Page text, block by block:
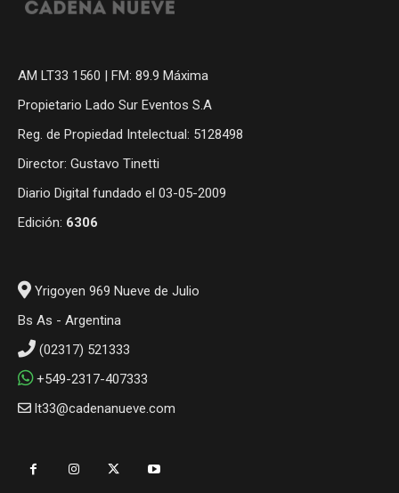
AM LT33 1560 | FM: 89.9 Máxima
Propietario Lado Sur Eventos S.A
Reg. de Propiedad Intelectual: 5128498
Director: Gustavo Tinetti
Diario Digital fundado el 03-05-2009
Edición: 6306
Yrigoyen 969 Nueve de Julio
Bs As - Argentina
(02317) 521333
+549-2317-407333
lt33@cadenanueve.com